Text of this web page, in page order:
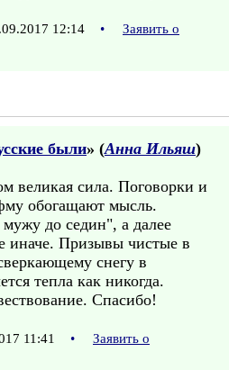
12:14 •
Заявить о
были» (Анна Ильяш)
великая сила. Поговорки и
обогащают мысль.
до седин", а далее
иначе. Призывы чистые в
снегу в
тепла как никогда.
Спасибо!
11:41 •
Заявить о